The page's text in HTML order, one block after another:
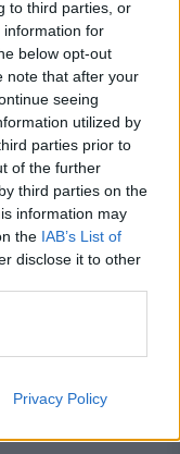
to third parties, or
information for
below opt-out
note that after your
seeing
utilized by
parties prior to
of the further
third parties on the
information may
the IAB’s List of
disclose it to other
Privacy Policy
piese